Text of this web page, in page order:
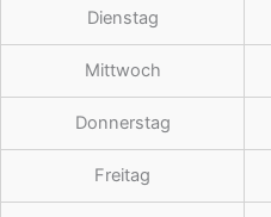
Dienstag
Mittwoch
Donnerstag
Freitag